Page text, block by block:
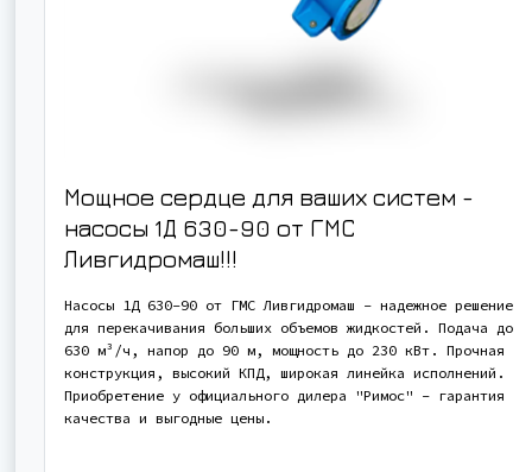
Мощное сердце для ваших систем -
насосы 1Д 630-90 от ГМС
Ливгидромаш!!!
Насосы 1Д 630-90 от ГМС Ливгидромаш - надежное решение
для перекачивания больших объемов жидкостей. Подача до
630 м³/ч, напор до 90 м, мощность до 230 кВт. Прочная
конструкция, высокий КПД, широкая линейка исполнений.
Приобретение у официального дилера "Римос" - гарантия
качества и выгодные цены.